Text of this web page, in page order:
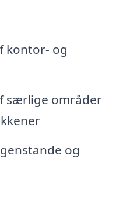
kontor- og
særlige områder
og